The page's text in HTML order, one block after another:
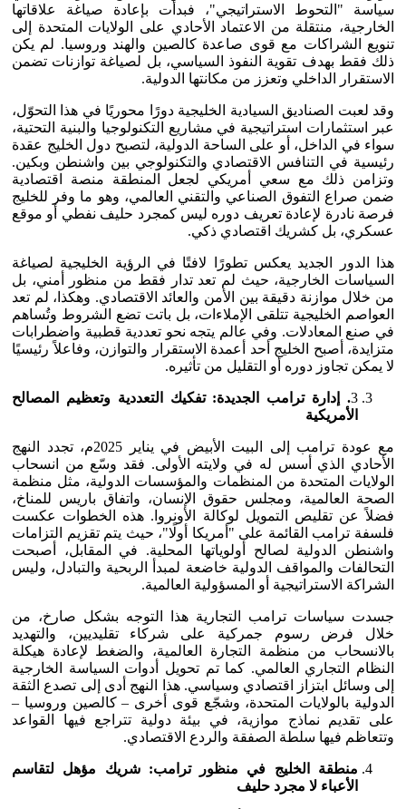
سياسة "التحوط الاستراتيجي"، فبدأت بإعادة صياغة علاقاتها
الخارجية، منتقلة من الاعتماد الأحادي على الولايات المتحدة إلى
تنويع الشراكات مع قوى صاعدة كالصين والهند وروسيا. لم يكن
ذلك فقط بهدف تقوية النفوذ السياسي، بل لصياغة توازنات تضمن
الاستقرار الداخلي وتعزز من مكانتها الدولية.
وقد لعبت الصناديق السيادية الخليجية دورًا محوريًا في هذا التحوّل،
عبر استثمارات استراتيجية في مشاريع التكنولوجيا والبنية التحتية،
سواء في الداخل، أو على الساحة الدولية، لتصبح دول الخليج عقدة
رئيسية في التنافس الاقتصادي والتكنولوجي بين واشنطن وبكين.
وتزامن ذلك مع سعي أمريكي لجعل المنطقة منصة اقتصادية
ضمن صراع التفوق الصناعي والتقني العالمي، وهو ما وفر للخليج
فرصة نادرة لإعادة تعريف دوره ليس كمجرد حليف نفطي أو موقع
عسكري، بل كشريك اقتصادي ذكي.
هذا الدور الجديد يعكس تطورًا لافتًا في الرؤية الخليجية لصياغة
السياسات الخارجية، حيث لم تعد تدار فقط من منظور أمني، بل
من خلال موازنة دقيقة بين الأمن والعائد الاقتصادي. وهكذا، لم تعد
العواصم الخليجية تتلقى الإملاءات، بل باتت تضع الشروط وتُساهم
في صنع المعادلات. وفي عالم يتجه نحو تعددية قطبية واضطرابات
متزايدة، أصبح الخليج أحد أعمدة الاستقرار والتوازن، وفاعلاً رئيسيًا
لا يمكن تجاوز دوره أو التقليل من تأثيره.
3. إدارة ترامب الجديدة: تفكيك التعددية وتعظيم المصالح
الأمريكية
مع عودة ترامب إلى البيت الأبيض في يناير 2025م، تجدد النهج
الأحادي الذي أسس له في ولايته الأولى. فقد وسّع من انسحاب
الولايات المتحدة من المنظمات والمؤسسات الدولية، مثل منظمة
الصحة العالمية، ومجلس حقوق الإنسان، واتفاق باريس للمناخ،
فضلاً عن تقليص التمويل لوكالة الأونروا. هذه الخطوات عكست
فلسفة ترامب القائمة على "أمريكا أولًا"، حيث يتم تقزيم التزامات
واشنطن الدولية لصالح أولوياتها المحلية. في المقابل، أصبحت
التحالفات والمواقف الدولية خاضعة لمبدأ الربحية والتبادل، وليس
الشراكة الاستراتيجية أو المسؤولية العالمية.
جسدت سياسات ترامب التجارية هذا التوجه بشكل صارخ، من
خلال فرض رسوم جمركية على شركاء تقليديين، والتهديد
بالانسحاب من منظمة التجارة العالمية، والضغط لإعادة هيكلة
النظام التجاري العالمي. كما تم تحويل أدوات السياسة الخارجية
إلى وسائل ابتزاز اقتصادي وسياسي. هذا النهج أدى إلى تصدع الثقة
الدولية بالولايات المتحدة، وشجّع قوى أخرى – كالصين وروسيا –
على تقديم نماذج موازية، في بيئة دولية تتراجع فيها القواعد
وتتعاظم فيها سلطة الصفقة والردع الاقتصادي.
منطقة الخليج في منظور ترامب: شريك مؤهل لتقاسم
الأعباء لا مجرد حليف